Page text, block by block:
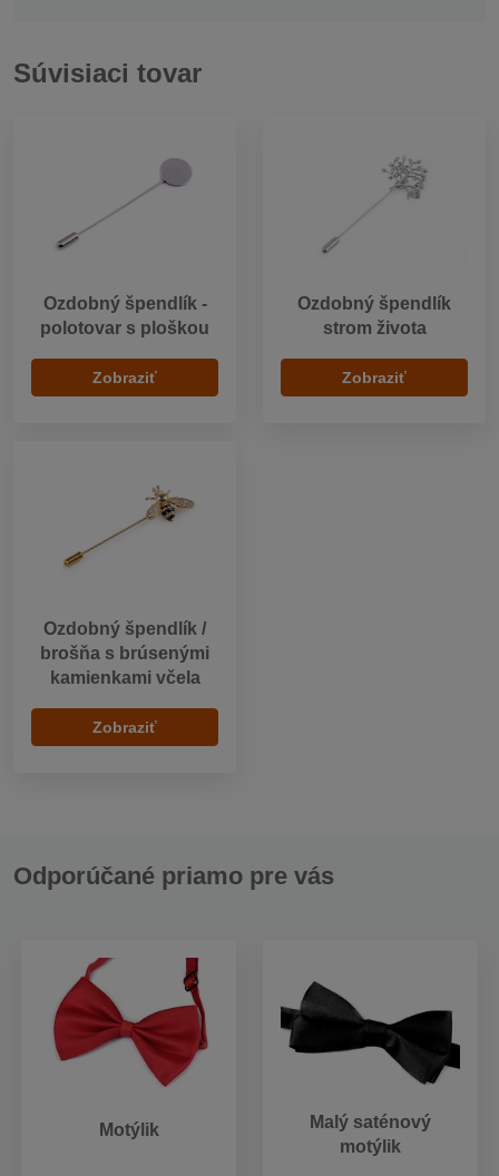
Súvisiaci tovar
Ozdobný špendlík -
polotovar s ploškou
Zobraziť
Ozdobný špendlík
strom života
Zobraziť
Ozdobný špendlík /
brošňa s brúsenými
kamienkami včela
Zobraziť
Odporúčané priamo pre vás
Motýlik
Malý saténový
motýlik